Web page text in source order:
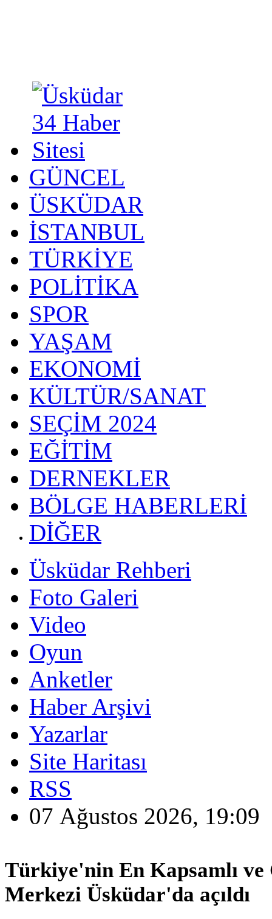
GÜNCEL
ÜSKÜDAR
İSTANBUL
TÜRKİYE
POLİTİKA
SPOR
YAŞAM
EKONOMİ
KÜLTÜR/SANAT
SEÇİM 2024
EĞİTİM
DERNEKLER
BÖLGE HABERLERİ
DİĞER
Üsküdar Rehberi
Foto Galeri
Video
Oyun
Anketler
Haber Arşivi
Yazarlar
Site Haritası
RSS
07 Ağustos 2026, 19:09
Türkiye'nin En Kapsamlı ve
Merkezi Üsküdar'da açıldı